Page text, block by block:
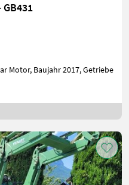
Motor, Baujahr 2017, Getriebe